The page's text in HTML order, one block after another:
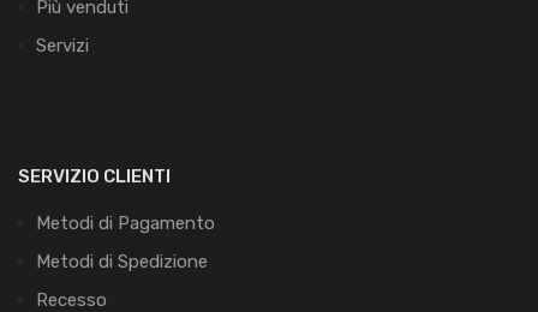
Più venduti
Servizi
SERVIZIO CLIENTI
Metodi di Pagamento
Metodi di Spedizione
Recesso